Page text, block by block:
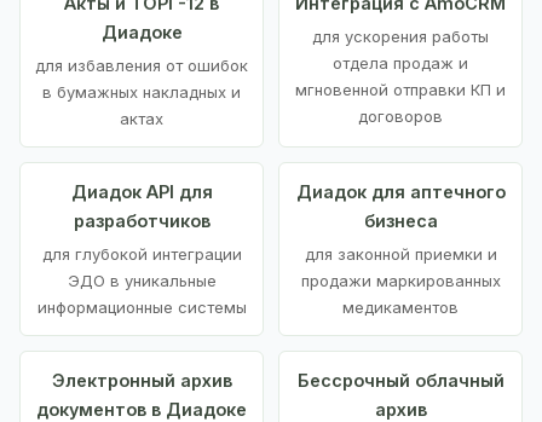
Диадоке
для избавления от ошибок
в бумажных накладных и
актах
для ускорения работы
отдела продаж и
мгновенной отправки КП и
договоров
Диадок API для
разработчиков
для глубокой интеграции
ЭДО в уникальные
информационные системы
Диадок для аптечного
бизнеса
для законной приемки и
продажи маркированных
медикаментов
Электронный архив
документов в Диадоке
Бессрочный облачный
архив